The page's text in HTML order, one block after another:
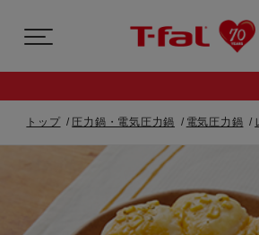
トップ 圧力鍋・電気圧力鍋 電気圧力鍋